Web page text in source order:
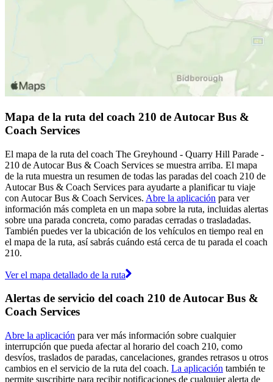
Mapa de la ruta del coach 210 de Autocar Bus &
Coach Services
El mapa de la ruta del coach The Greyhound - Quarry Hill Parade -
210 de Autocar Bus & Coach Services se muestra arriba. El mapa
de la ruta muestra un resumen de todas las paradas del coach 210 de
Autocar Bus & Coach Services para ayudarte a planificar tu viaje
con Autocar Bus & Coach Services. Abre la aplicación para ver
información más completa en un mapa sobre la ruta, incluidas alertas
sobre una parada concreta, como paradas cerradas o trasladadas.
También puedes ver la ubicación de los vehículos en tiempo real en
el mapa de la ruta, así sabrás cuándo está cerca de tu parada el coach
210.
Ver el mapa detallado de la ruta
Alertas de servicio del coach 210 de Autocar Bus &
Coach Services
Abre la aplicación para ver más información sobre cualquier
interrupción que pueda afectar al horario del coach 210, como
desvíos, traslados de paradas, cancelaciones, grandes retrasos u otros
cambios en el servicio de la ruta del coach. La aplicación también te
permite suscribirte para recibir notificaciones de cualquier alerta de